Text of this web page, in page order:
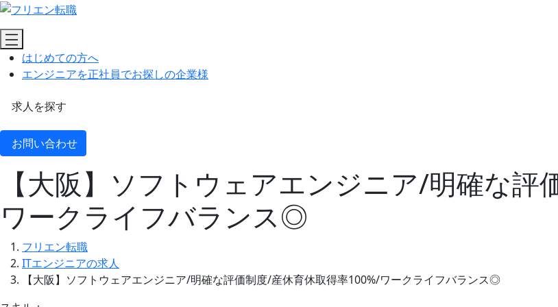
はじめての方へ
エンジニアを正社員でお探しの企業様
求人を探す
お問い合わせ
【大阪】ソフトウェアエンジニア/明確な
ワークライフバランス◎
フリエン転職
ITエンジニアの求人
【大阪】ソフトウェアエンジニア/明確な評価制度/産休育休取得率100%/ワークライフバランス◎